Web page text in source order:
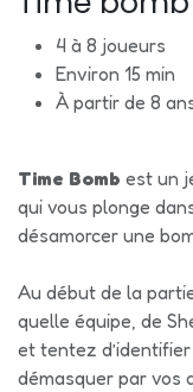
4 à 8 joueurs
Environ 15 min
À partir de 8
Time Bomb est un
qui vous plonge
désamorcer une
Au début de la
quelle équipe, de
et tentez
démasquer par vos